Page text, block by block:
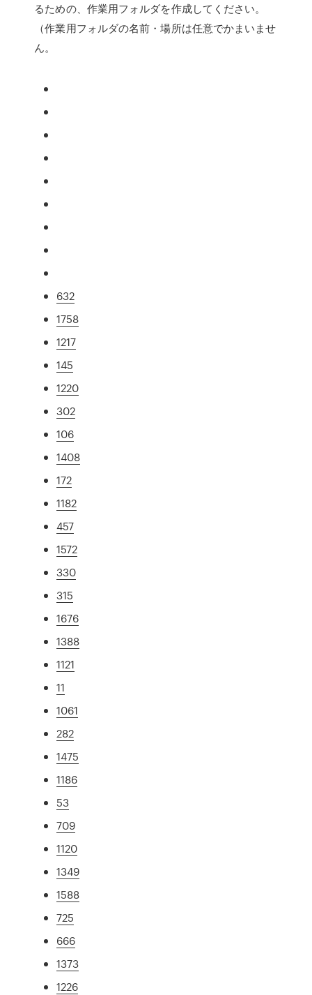
るための、作業用フォルダを作成してください。
（作業用フォルダの名前・場所は任意でかまいませ
ん。
632
1758
1217
145
1220
302
106
1408
172
1182
457
1572
330
315
1676
1388
1121
11
1061
282
1475
1186
53
709
1120
1349
1588
725
666
1373
1226